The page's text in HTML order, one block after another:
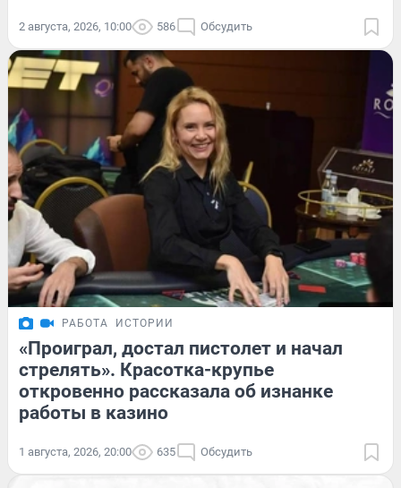
2 августа, 2026, 10:00 586 Обсудить
РАБОТА ИСТОРИИ
«Проиграл, достал пистолет и начал
стрелять». Красотка-крупье
откровенно рассказала об изнанке
работы в казино
1 августа, 2026, 20:00 635 Обсудить